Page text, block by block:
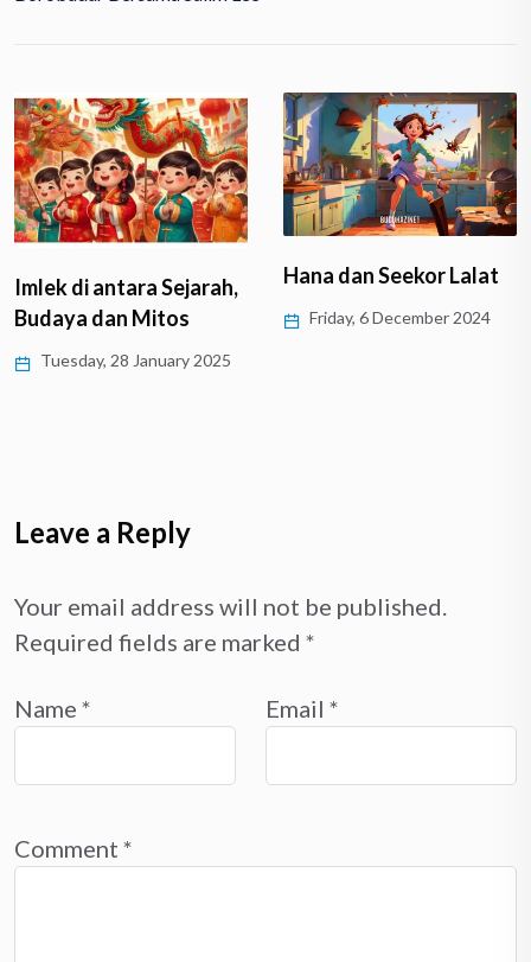
Imlek di antara Sejarah,
Budaya dan Mitos
Tuesday, 28 January 2025
Hana dan Seekor Lalat
Friday, 6 December 2024
Leave a Reply
Your email address will not be published.
Required fields are marked *
Name * Email *
Comment *